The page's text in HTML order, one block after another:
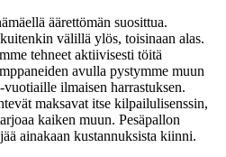
äärettömän suosittua.
välillä ylös, toisinaan alas.
tehneet aktiivisesti töitä
avulla pystymme muun
ilmaisen harrastuksen.
maksavat itse kilpailulisenssin,
kaiken muun. Pesäpallon
ainakaan kustannuksista kiinni.